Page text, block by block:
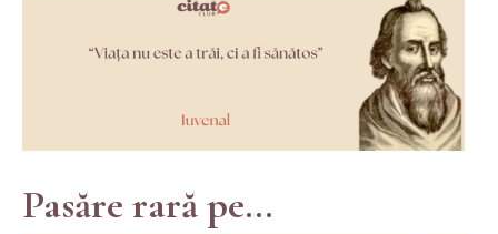
Pasăre rară pe...